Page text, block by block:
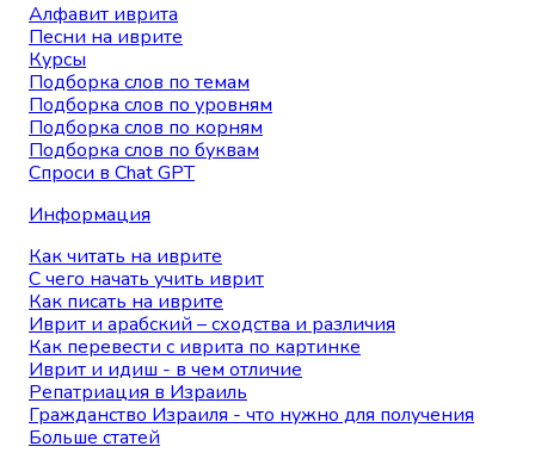
Алфавит иврита
Песни на иврите
Курсы
Подборка слов по темам
Подборка слов по уровням
Подборка слов по корням
Подборка слов по буквам
Спроси в Chat GPT
Информация
Как читать на иврите
С чего начать учить иврит
Как писать на иврите
Иврит и арабский – сходства и различия
Как перевести с иврита по картинке
Иврит и идиш - в чем отличие
Репатриация в Израиль
Гражданство Израиля - что нужно для получения
Больше статей